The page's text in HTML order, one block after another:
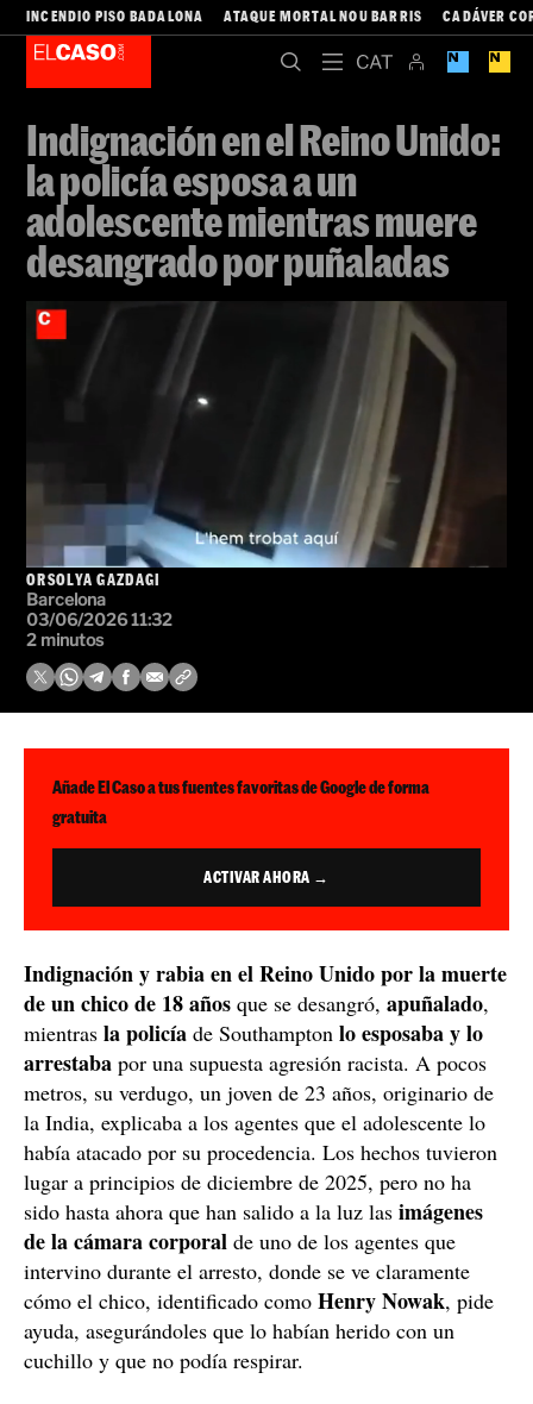
INCENDIO PISO BADALONA ATAQUE MORTAL NOU BARRIS CADÁVER
Indignación en el Reino Unido:
la policía esposa a un
adolescente mientras muere
desangrado por puñaladas
ORSOLYA GAZDAGI
Barcelona
03/06/2026 11:32
2 minutos
Añade El Caso a tus fuentes favoritas de Google de forma
gratuita
ACTIVAR AHORA →
Indignación y rabia en el Reino Unido por la muerte
de un chico de 18 años que se desangró, apuñalado,
mientras la policía de Southampton lo esposaba y lo
arrestaba por una supuesta agresión racista. A pocos
metros, su verdugo, un joven de 23 años, originario de
la India, explicaba a los agentes que el adolescente lo
había atacado por su procedencia. Los hechos tuvieron
lugar a principios de diciembre de 2025, pero no ha
sido hasta ahora que han salido a la luz las imágenes
de la cámara corporal de uno de los agentes que
intervino durante el arresto, donde se ve claramente
cómo el chico, identificado como Henry Nowak, pide
ayuda, asegurándoles que lo habían herido con un
cuchillo y que no podía respirar.